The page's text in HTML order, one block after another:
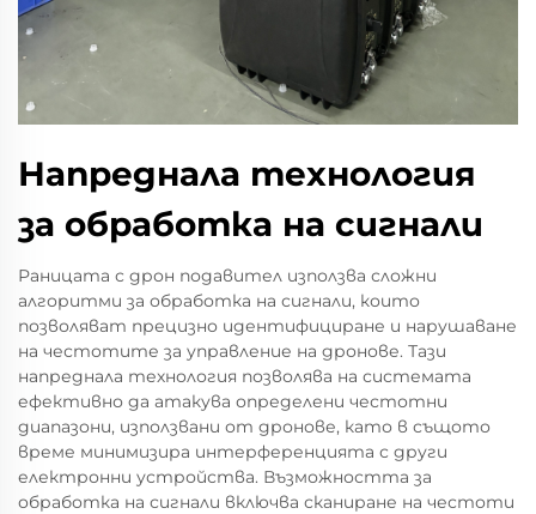
Напреднала технология
за обработка на сигнали
Раницата с дрон подавител използва сложни
алгоритми за обработка на сигнали, които
позволяват прецизно идентифициране и нарушаване
на честотите за управление на дронове. Тази
напреднала технология позволява на системата
ефективно да атакува определени честотни
диапазони, използвани от дронове, като в същото
време минимизира интерференцията с други
електронни устройства. Възможността за
обработка на сигнали включва сканиране на честоти